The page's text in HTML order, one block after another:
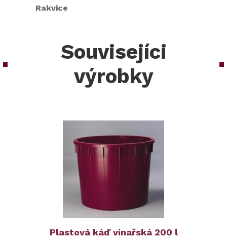
Rakvice
Souvisejíci
výrobky
Plastová káď vinařská 200 l